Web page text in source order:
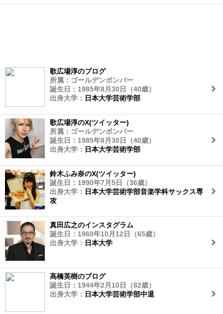
歌広場淳のブログ
所属：ゴールデンボンバー
誕生日：1985年8月30日（40歳）
出身大学： 日本大学芸術学部
歌広場淳のX(ツイッター)
所属：ゴールデンボンバー
誕生日：1985年8月30日（40歳）
出身大学： 日本大学芸術学部
鈴木ふみ奈のX(ツイッター)
誕生日：1990年7月5日（36歳）
出身大学： 日本大学芸術学部音楽学科サックス専
攻
真田広之のインスタグラム
誕生日：1960年10月12日（65歳）
出身大学： 日本大学
高橋英樹のブログ
誕生日：1944年2月10日（82歳）
出身大学： 日本大学芸術学部中退